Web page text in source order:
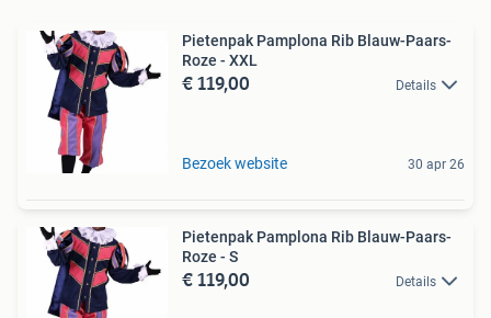
Pietenpak Pamplona Rib Blauw-Paars-
Roze - XXL
€ 119,00 Details
Bezoek website 30 apr 26
Pietenpak Pamplona Rib Blauw-Paars-
Roze - S
€ 119,00 Details